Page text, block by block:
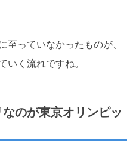
至っていなかったものが、
いく流れですね。
のが東京オリンピッ